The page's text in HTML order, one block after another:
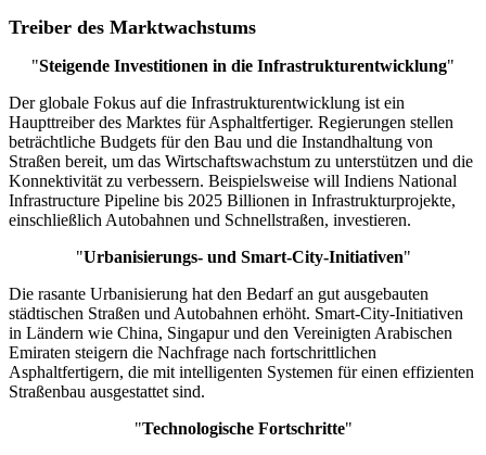
Treiber des Marktwachstums
"Steigende Investitionen in die Infrastrukturentwicklung"
Der globale Fokus auf die Infrastrukturentwicklung ist ein
Haupttreiber des Marktes für Asphaltfertiger. Regierungen stellen
beträchtliche Budgets für den Bau und die Instandhaltung von
Straßen bereit, um das Wirtschaftswachstum zu unterstützen und die
Konnektivität zu verbessern. Beispielsweise will Indiens National
Infrastructure Pipeline bis 2025 Billionen in Infrastrukturprojekte,
einschließlich Autobahnen und Schnellstraßen, investieren.
"Urbanisierungs- und Smart-City-Initiativen"
Die rasante Urbanisierung hat den Bedarf an gut ausgebauten
städtischen Straßen und Autobahnen erhöht. Smart-City-Initiativen
in Ländern wie China, Singapur und den Vereinigten Arabischen
Emiraten steigern die Nachfrage nach fortschrittlichen
Asphaltfertigern, die mit intelligenten Systemen für einen effizienten
Straßenbau ausgestattet sind.
"Technologische Fortschritte"